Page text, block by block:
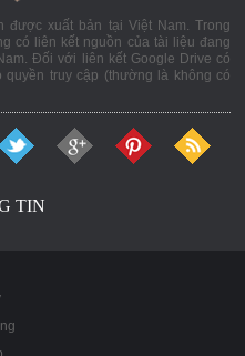
xuất bản tại Việt Nam. Trong
có liên kết nguồn của tài liệu đang
Đối với liên kết Google Drive có
truy cập (thường là không có
TIN